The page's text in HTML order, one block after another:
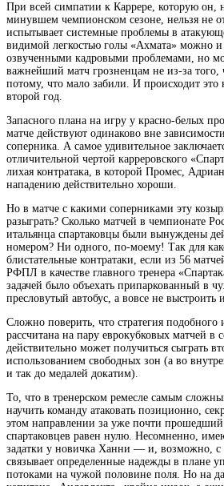
При всей симпатии к Каррере, которую он,
минувшем чемпионском сезоне, нельзя не
испытывает системные проблемы в
видимой легкостью голы «Ахмата» можно
озвученными кадровыми проблемами, но
важнейший матч грозненцам не из-за того,
потому, что мало забили. И происходит
второй год.
Запасного плана на игру у красно-белых
матче действуют одинаково вне
соперника. А самое удивительное
отличительной чертой карреровского
лихая контратака, в которой Промес,
нападению действительно хороши.
Но в матче с какими соперниками эту
разыграть? Сколько матчей в чемпионате
итальянца спартаковцы были вынуждены
номером? Ни одного, по-моему! Так для
блистательные контратаки, если из 56
РФПЛ в качестве главного тренера
задачей было объехать припаркованный в
пресловутый автобус, а вовсе не выстроить
Сложно поверить, что стратегия подобного
рассчитана на пару еврокубковых матчей в
действительно может получиться сыграть
использованием свободных зон (а во
и так до медалей докатим).
То, что в тренерском ремесле самым
научить команду атаковать позиционно,
этом направлении за уже почти прошедший
спартаковцев равен нулю. Несомненно,
задатки у новичка Ханни — и, возможно, с
связывает определенные надежды в плане
потоками на чужой половине поля. Но на